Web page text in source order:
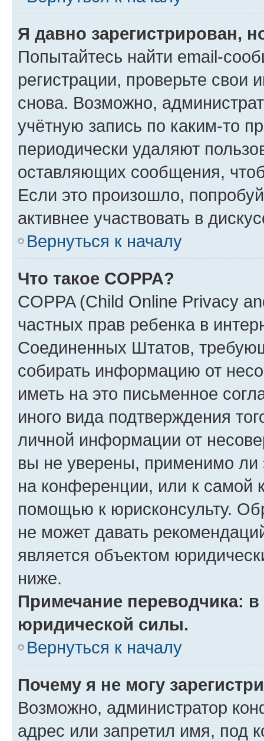
Я давно зарегистрирован,
Попытайтесь найти email-
регистрации, проверьте свои
снова. Возможно,
учётную запись по каким-то
периодически удаляют
оставляющих сообщения,
Если это произошло,
активнее участвовать в
Вернуться к началу
Что такое COPPA?
COPPA (Child Online Privacy
частных прав ребенка в
Соединенных Штатов,
собирать информацию от
иметь на это письменное
иного вида подтверждения
личной информации от
вы не уверены, применимо ли
на конференции, или к самой
помощью к юрисконсульту.
не может давать
является объектом
ниже.
Примечание переводчика:
юридической силы.
Вернуться к началу
Почему я не могу
Возможно, администратор
адрес или запретил имя, под